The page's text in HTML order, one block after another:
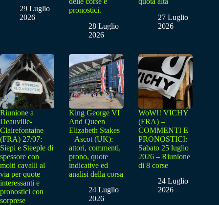
29 Luglio
2026
pronostici.
28 Luglio
2026
27 Luglio
2026
Riunione a
Deauville-
Clairefontaine
(FRA) 27/07:
Siepi e Steeple di
spessore con
molti cavalli al
via per quote
interessanti e
pronostici con
sorprese
King George VI
And Queen
Elizabeth Stakes
– Ascot (UK):
attori, commenti,
prono, quote
indicative ed
analisi della corsa
24 Luglio
2026
WoW!! VICHY
(FRA) –
COMMENTI E
PRONOSTICI:
Sabato 25 luglio
2026 – Riunione
di 8 corse
24 Luglio
2026